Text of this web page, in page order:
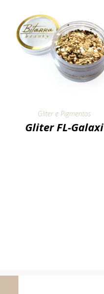
Gliter e Pigmentos
Gliter FL-Galaxi